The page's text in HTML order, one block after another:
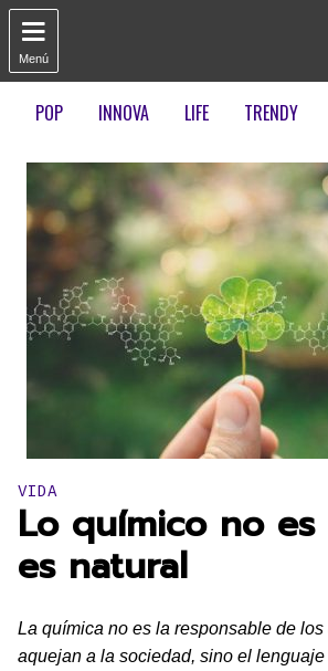

Menú
POP INNOVA LIFE TRENDY
Publicado en:
VIDA
Lo químico no es
es natural
La química no es la responsable de
aquejan a la sociedad, sino el